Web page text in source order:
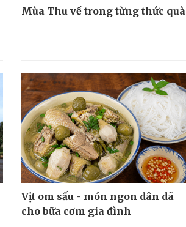
Mùa Thu về trong từng thức quà
Vịt om sấu - món ngon dân dã
cho bữa cơm gia đình